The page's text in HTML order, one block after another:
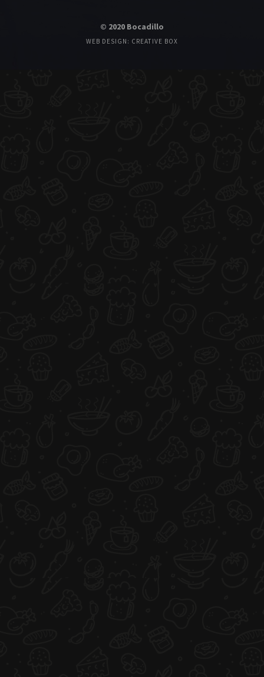
© 2020 Bocadillo
WEB DESIGN: CREATIVE BOX